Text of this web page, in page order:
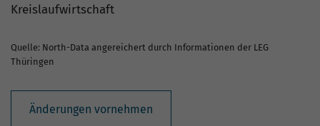
Kreislaufwirtschaft
Quelle: North-Data angereichert durch Informationen der LEG
Thüringen
Änderungen vornehmen